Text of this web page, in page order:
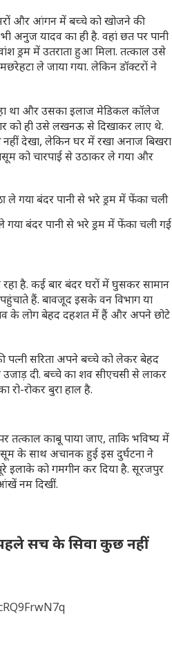
और आंगन में बच्चे को खोजने की
अनुज यादव का ही है. वहां छत पर पानी
ड्रम में उतराता हुआ मिला. तत्काल उसे
ले जाया गया. लेकिन डॉक्टरों ने
था और उसका इलाज मेडिकल कॉलेज
को ही उसे लखनऊ से दिखाकर लाए थे.
नहीं देखा, लेकिन घर में रखा अनाज बिखरा
को चारपाई से उठाकर ले गया और
गया बंदर पानी से भरे ड्रम में फेंका चली गई
है. कई बार बंदर घरों में घुसकर सामान
हैं. बावजूद इसके वन विभाग या
गांव के लोग बेहद दहशत में हैं और अपने छोटे
पत्नी सरिता अपने बच्चे को लेकर बेहद
दी. बच्चे का शव सीएचसी से लाकर
रो-रोकर बुरा हाल है.
तत्काल काबू पाया जाए, ताकि भविष्य में
के साथ अचानक हुई इस दुर्घटना ने
इलाके को गमगीन कर दिया है. सूरजपुर
नम दिखीं.
सच के सिवा कुछ नहीं